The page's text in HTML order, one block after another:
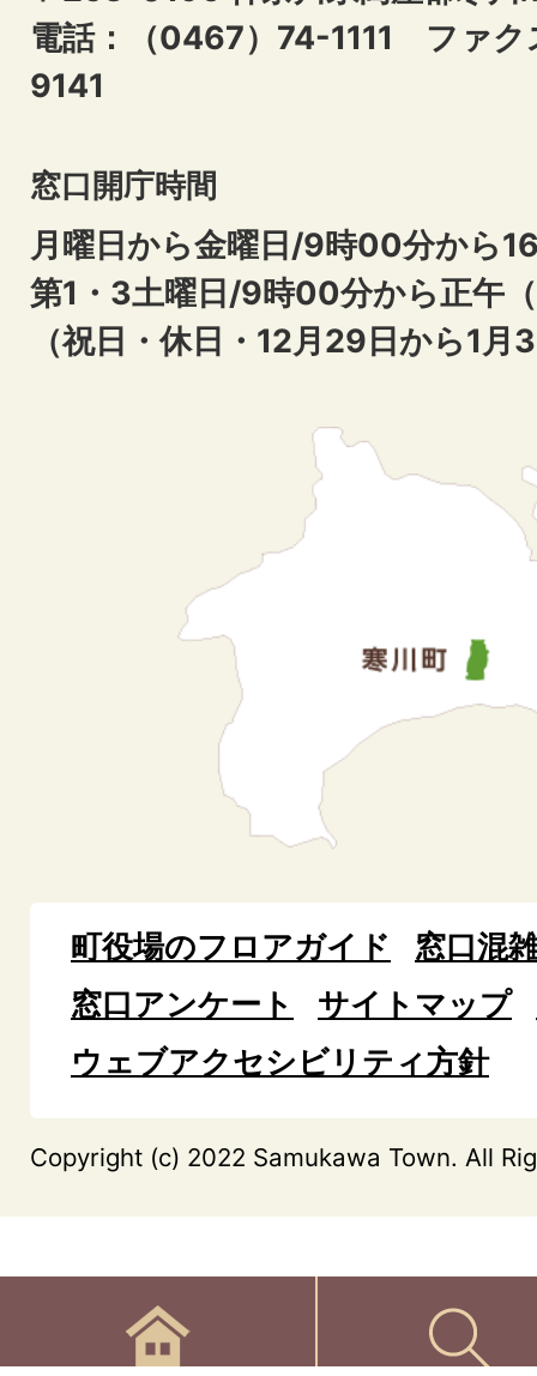
電話：（0467）74-1111 ファ
9141
窓口開庁時間
月曜日から金曜日/9時00分から
第1・3土曜日/9時00分から正午
（祝日・休日・12月29日から1月
町役場のフロアガイド
窓口混
窓口アンケート
サイトマップ
ウェブアクセシビリティ方針
Copyright (c) 2022 Samukawa Town. All